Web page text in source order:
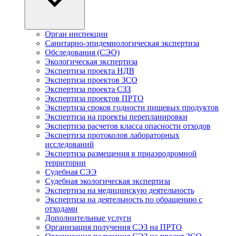
Орган инспекции
Санитарно-эпидемиологическая экспертиза
Обследования (СЭО)
Экологическая экспертиза
Экспертиза проекта НДВ
Экспертиза проектов ЗСО
Экспертиза проекта СЗЗ
Экспертиза проектов ПРТО
Экспертиза сроков годности пищевых продуктов
Экспертиза на проекты перепланировки
Экспертиза расчетов класса опасности отходов
Экспертиза протоколов лабораторных
исследований
Экспертиза размещения в приаэродромной
территории
Судебная СЭЭ
Судебная экологическая экспертиза
Экспертиза на медицинскую деятельность
Экспертиза на деятельность по обращению с
отходами
Дополнительные услуги
Организация получения СЭЗ на ПРТО